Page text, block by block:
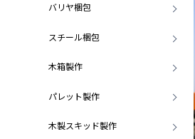
バリヤ梱包
スチール梱包
木箱製作
パレット製作
木製スキッド製作